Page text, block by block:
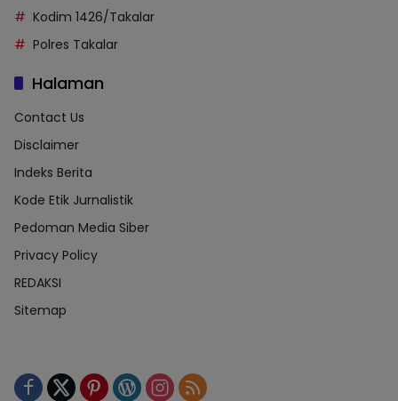
Kodim 1426/Takalar
Polres Takalar
Halaman
Contact Us
Disclaimer
Indeks Berita
Kode Etik Jurnalistik
Pedoman Media Siber
Privacy Policy
REDAKSI
Sitemap